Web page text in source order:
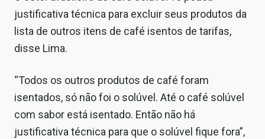
justificativa técnica para excluir seus produtos da
lista de outros itens de café isentos de tarifas,
disse Lima.
“Todos os outros produtos de café foram
isentados, só não foi o solúvel. Até o café solúvel
com sabor está isentado. Então não há
justificativa técnica para que o solúvel fique fora”,